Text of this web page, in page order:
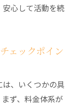
心して活動を続
ェックポイン
、いくつかの具
ず、料金体系が